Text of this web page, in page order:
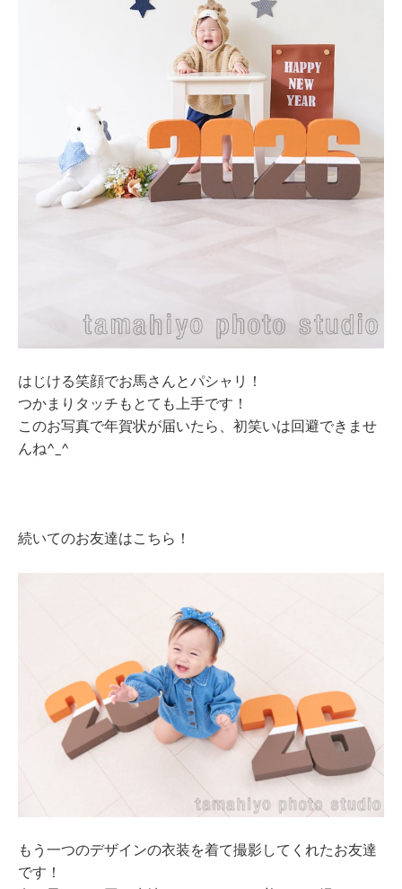
はじける笑顔でお馬さんとパシャリ！
つかまりタッチもとても上手です！
このお写真で年賀状が届いたら、初笑いは回避できませ
んね^_^
続いてのお友達はこちら！
もう一つのデザインの衣装を着て撮影してくれたお友達
です！